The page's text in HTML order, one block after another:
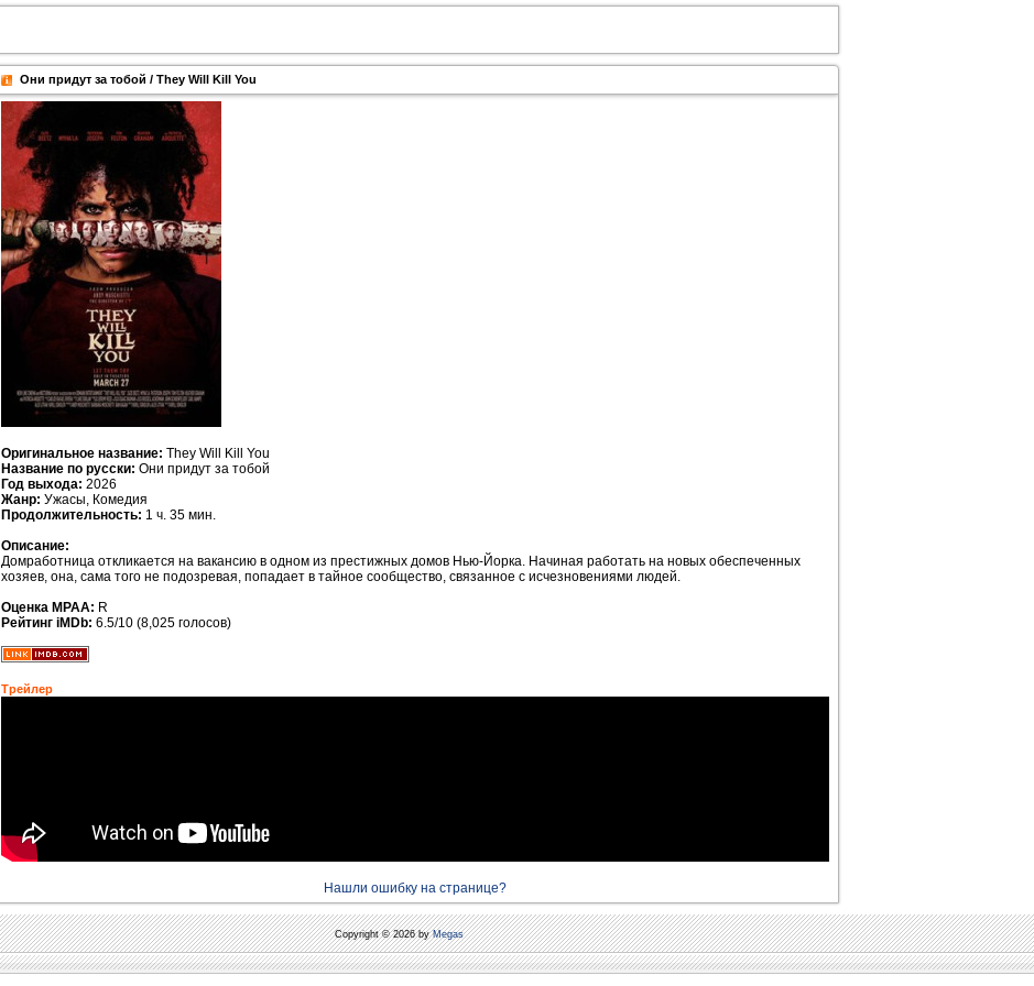
Они придут за тобой / They Will Kill You
Оригинальное название: They Will Kill You
Название по русски: Они придут за тобой
Год выхода: 2026
Жанр: Ужасы, Комедия
Продолжительность: 1 ч. 35 мин.
Описание:
Домработница откликается на вакансию в одном из престижных домов Нью-Йорка. Начиная работать на новых обеспеченных
хозяев, она, сама того не подозревая, попадает в тайное сообщество, связанное с исчезновениями людей.
Оценка MPAA: R
Рейтинг iMDb: 6.5/10 (8,025 голосов)
Трейлер
Нашли ошибку на странице?
Copyright © 2026 byMegas